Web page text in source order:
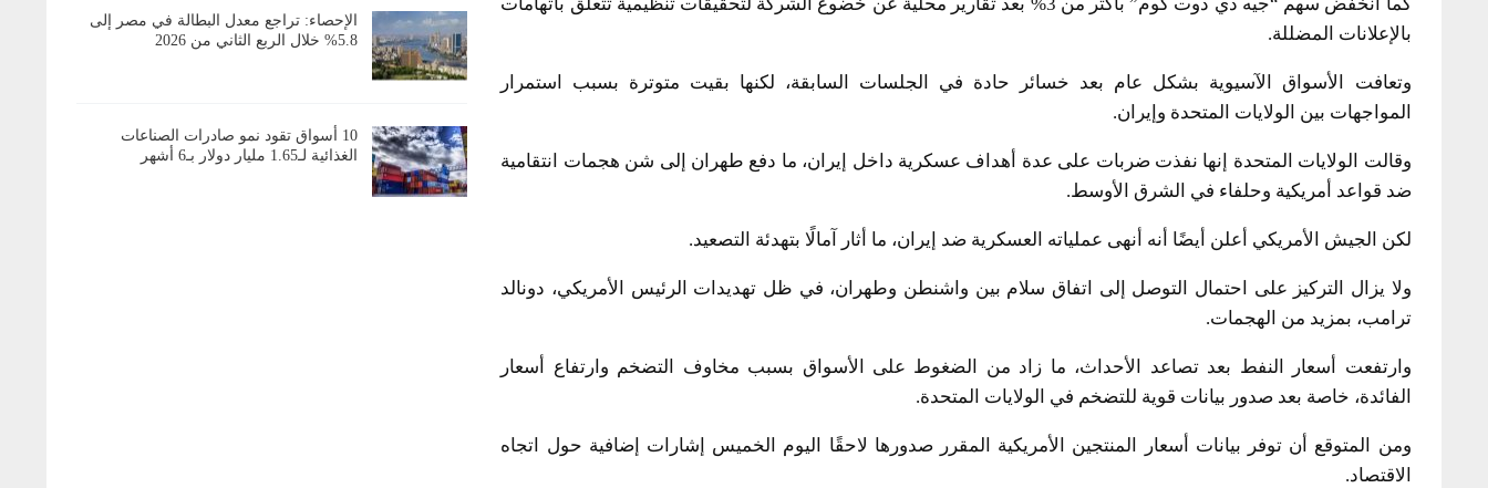
بالإعلانات المضللة.
وتعافت الأسواق الآسيوية بشكل عام بعد خسائر حادة في الجلسات السابقة، لكنها بقيت متوترة بسبب استمرار
المواجهات بين الولايات المتحدة وإيران.
وقالت الولايات المتحدة إنها نفذت ضربات على عدة أهداف عسكرية داخل إيران، ما دفع طهران إلى شن هجمات انتقامية
ضد قواعد أمريكية وحلفاء في الشرق الأوسط.
لكن الجيش الأمريكي أعلن أيضًا أنه أنهى عملياته العسكرية ضد إيران، ما أثار آمالًا بتهدئة التصعيد.
ولا يزال التركيز على احتمال التوصل إلى اتفاق سلام بين واشنطن وطهران، في ظل تهديدات الرئيس الأمريكي، دونالد
ترامب، بمزيد من الهجمات.
وارتفعت أسعار النفط بعد تصاعد الأحداث، ما زاد من الضغوط على الأسواق بسبب مخاوف التضخم وارتفاع أسعار
الفائدة، خاصة بعد صدور بيانات قوية للتضخم في الولايات المتحدة.
ومن المتوقع أن توفر بيانات أسعار المنتجين الأمريكية المقرر صدورها لاحقًا اليوم الخميس إشارات إضافية حول اتجاه
الاقتصاد.
الإحصاء: تراجع معدل البطالة في مصر إلى
5.8% خلال الربع الثاني من 2026
10 أسواق تقود نمو صادرات الصناعات
الغذائية لـ1.65 مليار دولار بـ6 أشهر